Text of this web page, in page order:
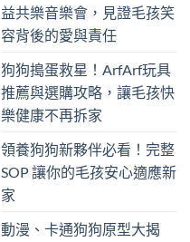
益共樂音樂會，見證毛孩笑
容背後的愛與責任
狗狗搗蛋救星！ArfArf玩具
推薦與選購攻略，讓毛孩快
樂健康不再拆家
領養狗狗新夥伴必看！完整
SOP 讓你的毛孩安心適應新
家
動漫、卡通狗狗原型大揭